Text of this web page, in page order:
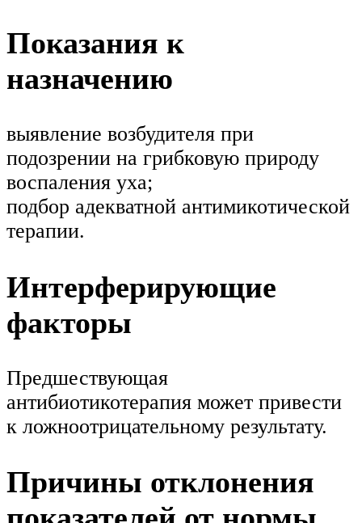
Показания к
назначению
выявление возбудителя при
подозрении на грибковую природу
воспаления уха;
подбор адекватной антимикотической
терапии.
Интерферирующие
факторы
Предшествующая
антибиотикотерапия может привести
к ложноотрицательному результату.
Причины отклонения